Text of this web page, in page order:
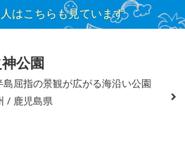
はこちらも見ています
公園
島屈指の景観が広がる海沿い公園
/ 鹿児島県